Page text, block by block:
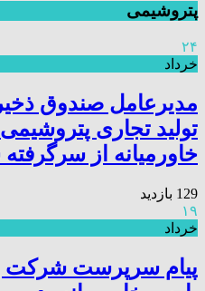
پتروشیمی
۲۴
خرداد
مدیرعامل صندوق
تولید تجاری
خاورمیانه از
129 بازدید
۱۹
خرداد
پیام سرپرست شرکت